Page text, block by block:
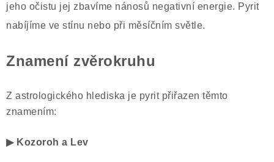
jeho očistu jej zbavíme nánosů negativní energie. Pyrit
nabíjíme ve stínu nebo při měsíčním světle.
Znamení zvěrokruhu
Z astrologického hlediska je pyrit přiřazen těmto
znamením:
▶ Kozoroh a Lev